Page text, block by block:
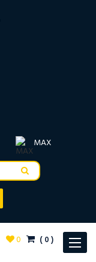
MAX
Toggle
0 (0)